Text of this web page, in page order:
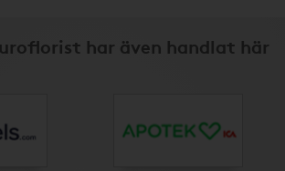
har även handlat här